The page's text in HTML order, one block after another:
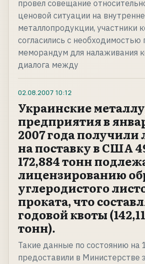
провел совещание
ценовой ситуации на
металлопродукции, участники
согласились с необходимостью
меморандум для налаживания
диалога между
02.08.2007 10:12
Украинские
предприятия в
2007 года
на поставку в США
172,884 тонн
лицензированию
углеродистого
проката, что
годовой квоты
тонн).
Такие данные по состоянию на
предоставили в Министерстве